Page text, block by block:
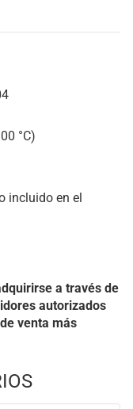
°C)
incluido en el
a través de
autorizados
venta más